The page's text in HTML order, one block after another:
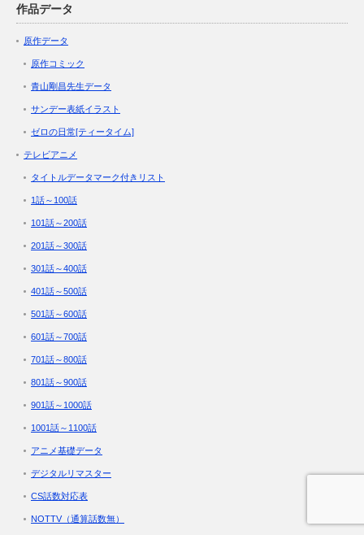
作品データ
原作データ
原作コミック
青山剛昌先生データ
サンデー表紙イラスト
ゼロの日常[ティータイム]
テレビアニメ
タイトルデータマーク付きリスト
1話～100話
101話～200話
201話～300話
301話～400話
401話～500話
501話～600話
601話～700話
701話～800話
801話～900話
901話～1000話
1001話～1100話
アニメ基礎データ
デジタルリマスター
CS話数対応表
NOTTV（通算話数無）